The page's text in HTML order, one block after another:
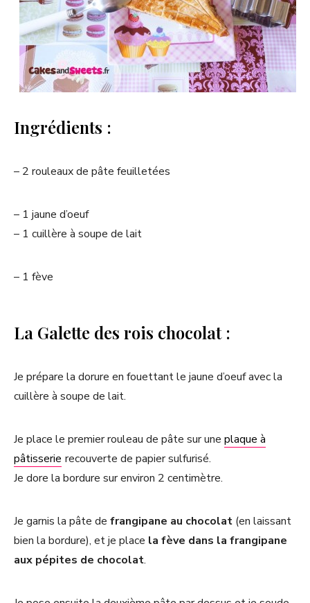
Ingrédients :
– 2 rouleaux de pâte feuilletées
– 1 jaune d’oeuf
– 1 cuillère à soupe de lait
– 1 fève
La Galette des rois chocolat :
Je prépare la dorure en fouettant le jaune d’oeuf avec la
cuillère à soupe de lait.
Je place le premier rouleau de pâte sur une plaque à
pâtisserie recouverte de papier sulfurisé.
Je dore la bordure sur environ 2 centimètre.
Je garnis la pâte de frangipane au chocolat (en laissant
bien la bordure), et je place la fève dans la frangipane
aux pépites de chocolat.